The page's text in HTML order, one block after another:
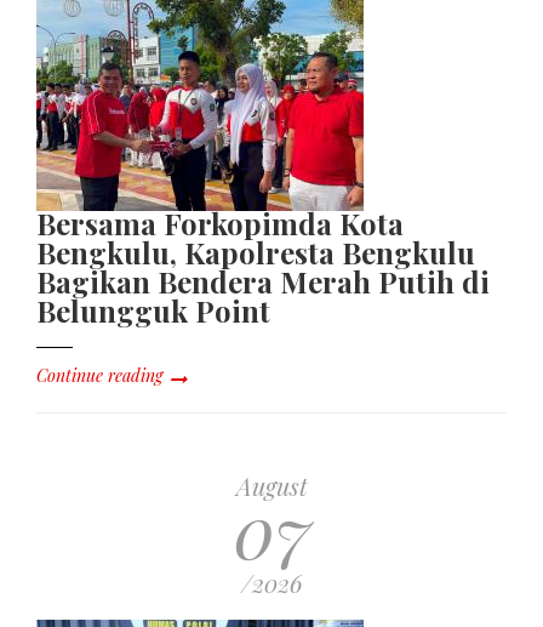
Bersama Forkopimda Kota
Bengkulu, Kapolresta Bengkulu
Bagikan Bendera Merah Putih di
Belungguk Point
Continue reading
August
07
/2026